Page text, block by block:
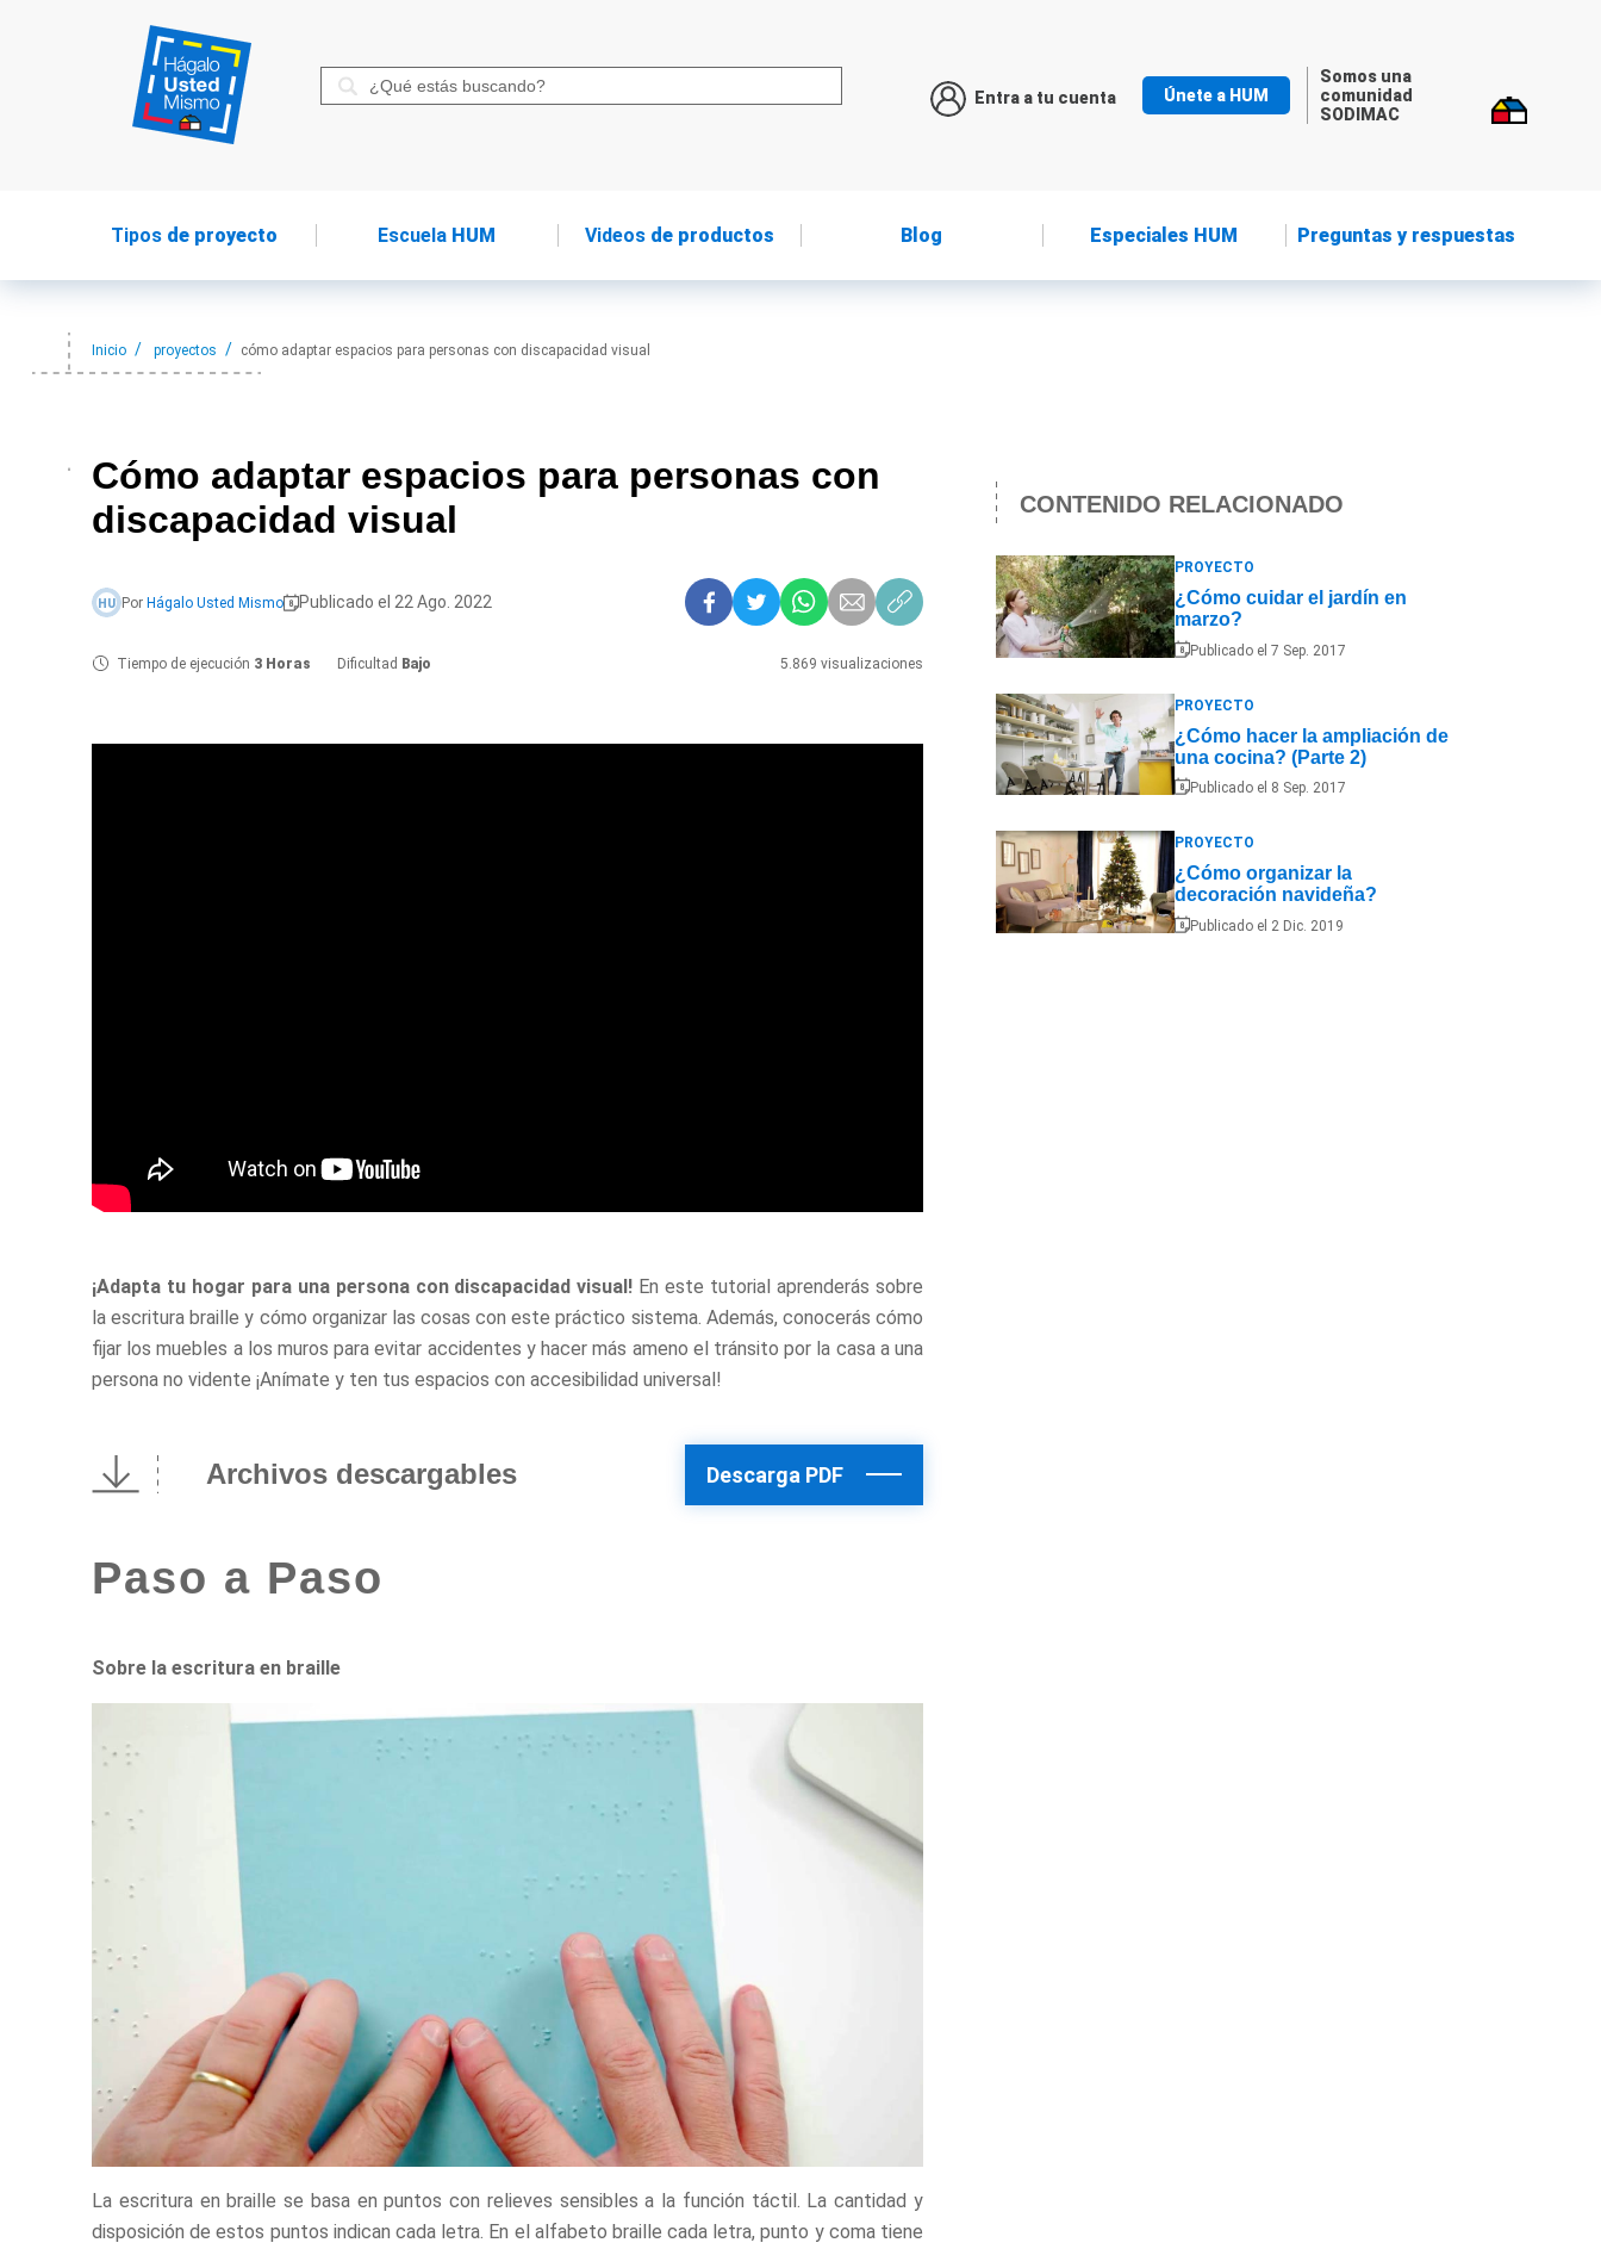
Entra a tu cuenta Únete a HUM
Somos una
comunidad
SODIMAC
Tipos de proyecto Escuela HUM Videosde productos Blog Especiales HUM Preguntas y respuestas
Inicio proyectos cómo adaptar espacios para personas con discapacidad visual
Cómo adaptar espacios para personas con
discapacidad visual
HU Por Hágalo Usted Mismo Publicado el 22 Ago. 2022
Tiempo de ejecución 3 Horas Dificultad Bajo 5.869 visualizaciones
¡Adapta tu hogar para una persona con discapacidad visual! En este tutorial aprenderás sobre
la escritura braille y cómo organizar las cosas con este práctico sistema. Además, conocerás cómo
fijar los muebles a los muros para evitar accidentes y hacer más ameno el tránsito por la casa a una
persona no vidente ¡Anímate y ten tus espacios con accesibilidad universal!
Archivos descargables Descarga PDF
Paso a Paso
Sobre la escritura en braille
La escritura en braille se basa en puntos con relieves sensibles a la función táctil. La cantidad y
disposición de estos puntos indican cada letra. En el alfabeto braille cada letra, punto y coma tiene
CONTENIDO RELACIONADO
PROYECTO
¿Cómo cuidar el jardín en
marzo?
Publicado el 7 Sep. 2017
PROYECTO
¿Cómo hacer la ampliación de
una cocina? (Parte 2)
Publicado el 8 Sep. 2017
PROYECTO
¿Cómo organizar la
decoración navideña?
Publicado el 2 Dic. 2019